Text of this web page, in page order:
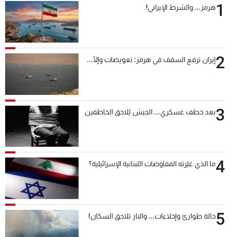
1هرمز... والشرط الإيراني!
2إيران ترفع السقف في هرمز: تعويضات وإلّا...
3بعد خطف عسكري... الجيش يُلاحق الخاطفين
4ما الذي غيّرته المفاوضات اللبنانية الإسرائيلية؟
5حالة طوارئ وإخلاءات... والنار تلاحق السكان!